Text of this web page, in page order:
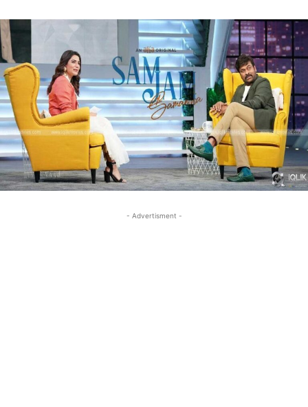
- Advertisment -